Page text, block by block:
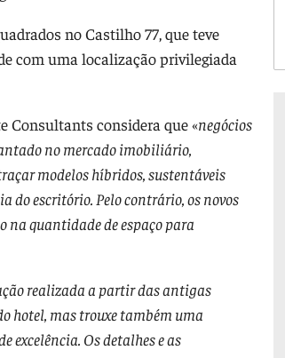
no Castilho 77, que teve
com uma localização privilegiada
Consultants considera que «negócios
no mercado imobiliário,
modelos híbridos, sustentáveis
do escritório. Pelo contrário, os novos
quantidade de espaço para
realizada a partir das antigas
hotel, mas trouxe também uma
excelência. Os detalhes e as